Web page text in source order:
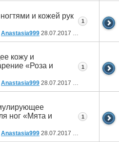
и кожей рук
Anastasia999 28.07.2017 13:31
1
кожу и
«Роза и
Anastasia999 28.07.2017 13:29
1
ног «Мята и
Anastasia999 28.07.2017
1